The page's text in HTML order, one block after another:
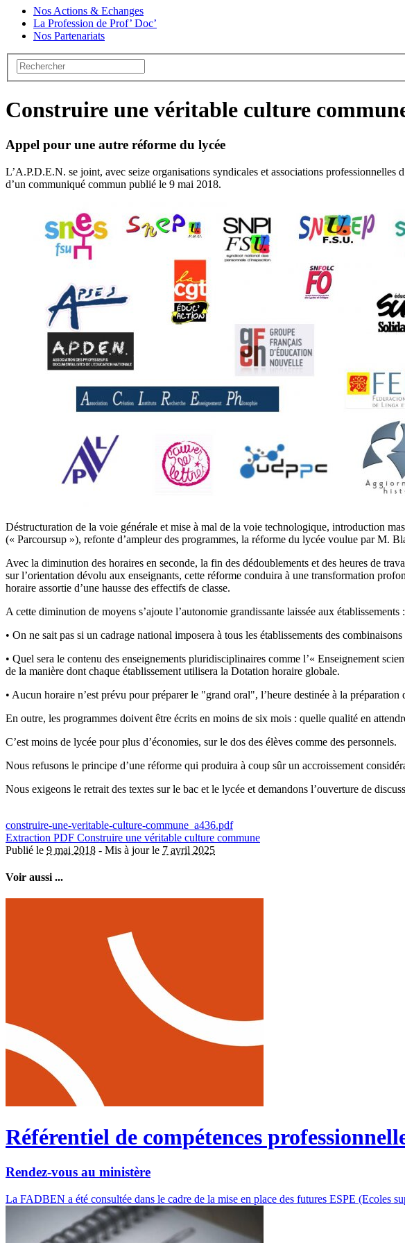
Nos Actions & Echanges
La Profession de Prof’ Doc’
Nos Partenariats
Construire une véritable culture
Appel pour une autre réforme du lycée
L’A.P.D.E.N. se joint, avec seize organisations syndicales et associations
d’un communiqué commun publié le 9 mai 2018.
Déstructuration de la voie générale et mise à mal de la voie technologique, introduction
(« Parcoursup »), refonte d’ampleur des programmes, la réforme du lycée voulue par M.
Avec la diminution des horaires en seconde, la fin des dédoublements et des heures de
sur l’orientation dévolu aux enseignants, cette réforme conduira à une transformation
horaire assortie d’une hausse des effectifs de classe.
A cette diminution de moyens s’ajoute l’autonomie grandissante laissée aux établissements :
• On ne sait pas si un cadrage national imposera à tous les établissements des
• Quel sera le contenu des enseignements pluridisciplinaires comme l’« Enseignement
de la manière dont chaque établissement utilisera la Dotation horaire globale.
• Aucun horaire n’est prévu pour préparer le "grand oral", l’heure destinée à la préparation
En outre, les programmes doivent être écrits en moins de six mois : quelle qualité en
C’est moins de lycée pour plus d’économies, sur le dos des élèves comme des personnels.
Nous refusons le principe d’une réforme qui produira à coup sûr un accroissement
Nous exigeons le retrait des textes sur le bac et le lycée et demandons l’ouverture de
construire-une-veritable-culture-commune_a436.pdf
Extraction PDF Construire une véritable culture commune
Publié le 9 mai 2018 - Mis à jour le 7 avril 2025
Voir aussi ...
Référentiel de compétences
Rendez-vous au ministère
La FADBEN a été consultée dans le cadre de la mise en place des futures ESPE (Ecoles